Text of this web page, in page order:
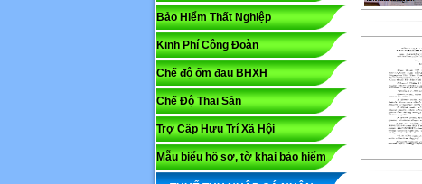
Bảo Hiểm Thất Nghiệp
Kinh Phí Công Đoàn
Chế độ ốm đau BHXH
Chế Độ Thai Sản
Trợ Cấp Hưu Trí Xã Hội
Mẫu biểu hồ sơ, tờ khai bảo hiểm